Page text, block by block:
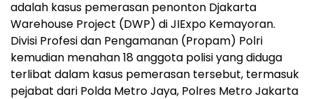
adalah kasus pemerasan penonton Djakarta
Warehouse Project (DWP) di JIExpo Kemayoran.
Divisi Profesi dan Pengamanan (Propam) Polri
kemudian menahan 18 anggota polisi yang diduga
terlibat dalam kasus pemerasan tersebut, termasuk
pejabat dari Polda Metro Jaya, Polres Metro Jakarta